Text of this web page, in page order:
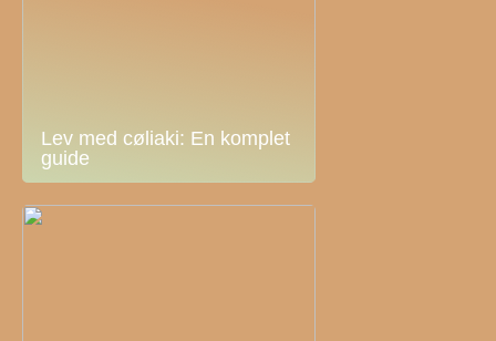
Lev med cøliaki: En komplet
guide